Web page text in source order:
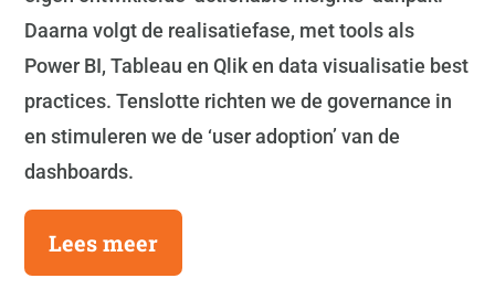
Daarna volgt de realisatiefase, met tools als
Power BI, Tableau en Qlik en data visualisatie best
practices. Tenslotte richten we de governance in
en stimuleren we de ‘user adoption’ van de
dashboards.
Lees meer